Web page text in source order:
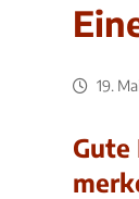
19.
Gute